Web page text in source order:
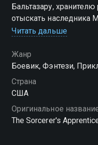
Бальтазару,
отыскать наследника
учеником. Но стоило
на свободу…
Читать дальше
Жанр
Боевик, Фэнтези,
Страна
США
Оригинальное
The Sorcerer's